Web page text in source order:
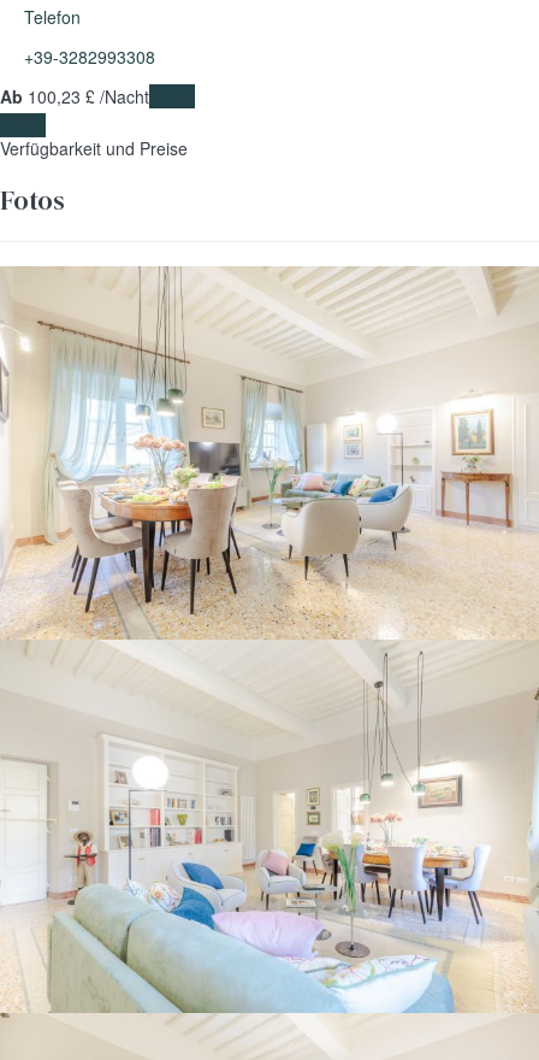
Telefon
+39-3282993308
Ab 100,23 £ /Nacht
Verfügbarkeit und Preise
Fotos